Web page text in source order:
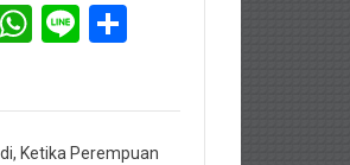
WhatsApp
Line
Ketika Perempuan